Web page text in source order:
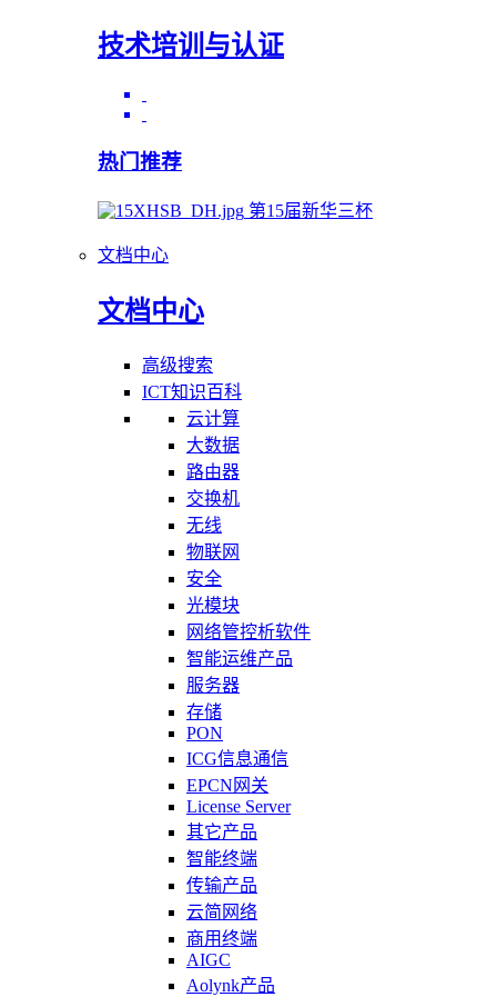
技术培训与认证
热门推荐
第15届新华三杯
文档中心
文档中心
高级搜索
ICT知识百科
云计算
大数据
路由器
交换机
无线
物联网
安全
光模块
网络管控析软件
智能运维产品
服务器
存储
PON
ICG信息通信
EPCN网关
License Server
其它产品
智能终端
传输产品
云简网络
商用终端
AIGC
Aolynk产品